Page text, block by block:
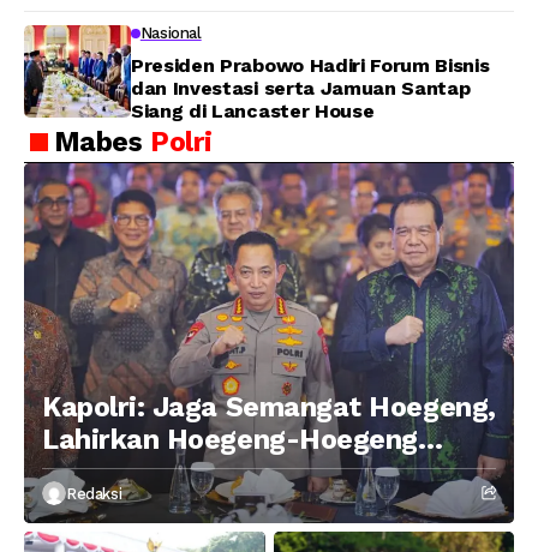
Nasional
Presiden Prabowo Hadiri Forum Bisnis
dan Investasi serta Jamuan Santap
Siang di Lancaster House
Mabes Polri
Kapolri: Jaga Semangat Hoegeng,
Lahirkan Hoegeng-Hoegeng
Berikutnya
Redaksi